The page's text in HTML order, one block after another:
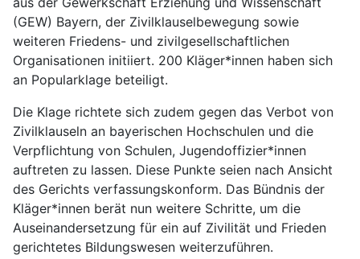
(GEW) Bayern, der Zivilklauselbewegung sowie
weiteren Friedens- und zivilgesellschaftlichen
Organisationen initiiert. 200 Kläger*innen haben sich
an Popularklage beteiligt.
Die Klage richtete sich zudem gegen das Verbot von
Zivilklauseln an bayerischen Hochschulen und die
Verpflichtung von Schulen, Jugendoffizier*innen
auftreten zu lassen. Diese Punkte seien nach Ansicht
des Gerichts verfassungskonform. Das Bündnis der
Kläger*innen berät nun weitere Schritte, um die
Auseinandersetzung für ein auf Zivilität und Frieden
gerichtetes Bildungswesen weiterzuführen.